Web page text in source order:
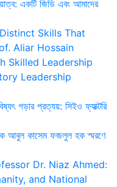
একটি জিডি এবং আমাদের
Skills That
Aliar Hossain
Skilled Leadership
Leadership
গড়ার প্রত্যয়: সিইও ফ্যাক্টরি
আবুল কাসেম ফজলুল হক স্মরণে
Dr. Niaz Ahmed:
and National